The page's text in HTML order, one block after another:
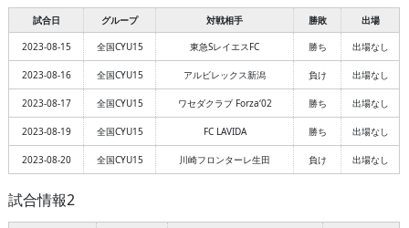
試合日 グループ 対戦相手 勝敗 出場
2023-08-15 全国CYU15 東急SレイエスFC 勝ち 出場なし
2023-08-16 全国CYU15 アルビレックス新潟 負け 出場なし
2023-08-17 全国CYU15 ワセダクラブ Forza‘02 勝ち 出場なし
2023-08-19 全国CYU15 FC LAVIDA 勝ち 出場なし
2023-08-20 全国CYU15 川崎フロンターレ生田 負け 出場なし
試合情報2